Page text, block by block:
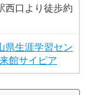
西口より徒歩約
県生涯学習セン
館サイピア